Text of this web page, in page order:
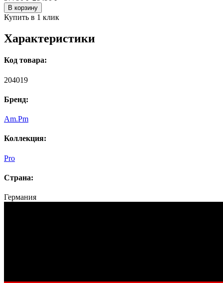
В корзину
Купить в 1 клик
Характеристики
Код товара:
204019
Бренд:
Am.Pm
Коллекция:
Pro
Страна:
Германия